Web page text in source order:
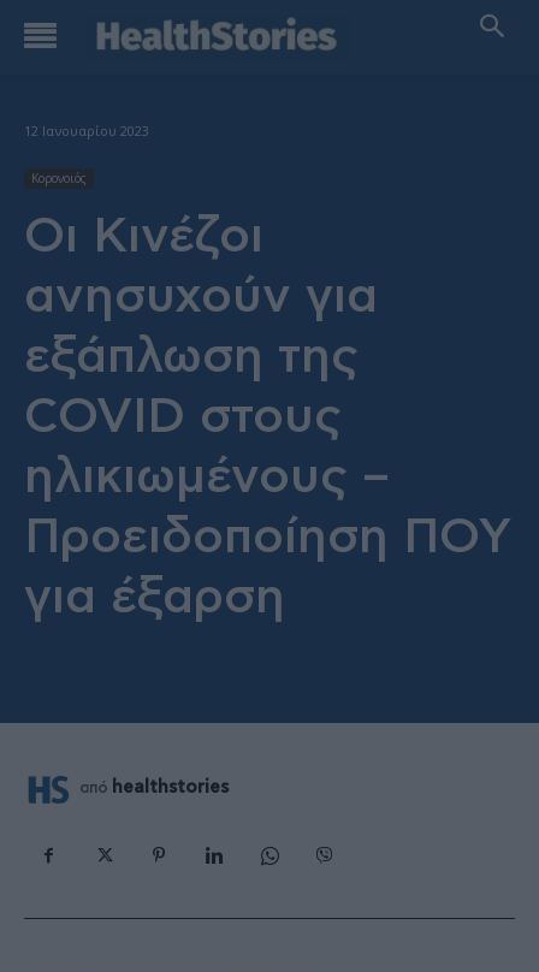
12 Ιανουαρίου 2023
Κορονοιός
Οι Κινέζοι
ανησυχούν για
εξάπλωση της
COVID στους
ηλικιωμένους –
Προειδοποίηση ΠΟΥ
για έξαρση
από healthstories